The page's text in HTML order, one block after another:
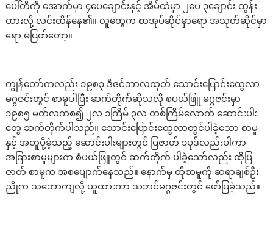
ပေါ်တီကို အောက်မှာ ၄ပေချောင်းနှင့် အိမ်ထဲမှာ ၂ပေ ၃ချောင်း ထွန်း
ထားလို့ လင်းထိန်နေ၏။ လူတွေက စာအုပ်ဆိုင်မှာရော အသုတ်ဆိုင်မှာ
ရော မပြတ်တော့။
ကျွန်တော်ကလည်း ၁၉၈၃ ဒီဇင်ဘာလထုတ် သောင်းပြောင်းထွေလာ
မဂ္ဂဇင်းတွင် စာမူပါပြီး ဆက်တိုက်ဆိုသလို စပယ်ဖြူ မဂ္ဂဇင်းမှာ
၁၉၈၅ မတ်လကစ၍ ၂လ ၁ကြိမ် ၃လ တစ်ကြိမ်လောက် ဆောင်းပါး
တွေ ဆက်တိုက်ပါသည်။ သောင်းပြောင်းထွေလာတွင်ပါခဲ့သော စာမူ
နှင့် အတူပို့ခဲ့သည့် ဆောင်းပါးများတွင် ပြဇာတ် ၁ပုဒ်လည်းပါကာ
အခြားစာမူများက စံပယ်ဖြူတွင် ဆက်တိုက် ပါခဲ့သော်လည်း ထိုပြ
ဇာတ် စာမူက အစပျောက်နေသည်။ နောက်မှ ထိုစာမူကို ဆရာချစ်ဦး
ညိုက သဘောကျလို့ ယူထားကာ သဘင်မဂ္ဂဇင်းတွင် ဖော်ပြခဲ့သည်။